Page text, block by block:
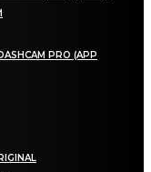
PRO (APP